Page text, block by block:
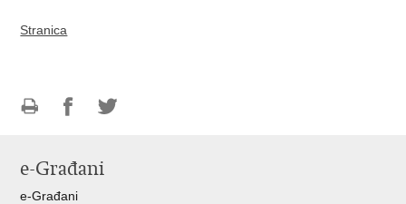
Stranica
FacebookuTwitteru
e-Građani
e-Građani